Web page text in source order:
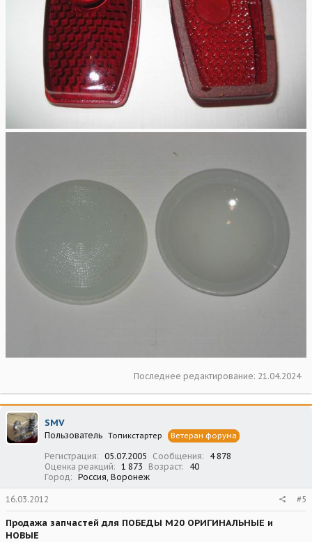
Последнее редактирование: 21.04.2024
SMV
Пользователь Топикстартер Ветеран форума
Регистрация 05.07.2005 Сообщения
4 878
Оценка реакций
1 873 Возраст
40
Город
Россия, Воронеж
16.03.2012 #5
Продажа запчастей для ПОБЕДЫ М20 ОРИГИНАЛЬНЫЕ и
НОВЫЕ